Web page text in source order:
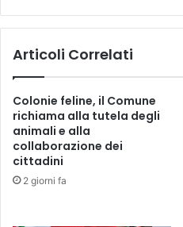
p
o
a
g
o
n
i
s
t
o
k
r
e
a
r
g
e
Articoli Correlati
Colonie feline, il Comune
richiama alla tutela degli
animali e alla
collaborazione dei
cittadini
2 giorni fa